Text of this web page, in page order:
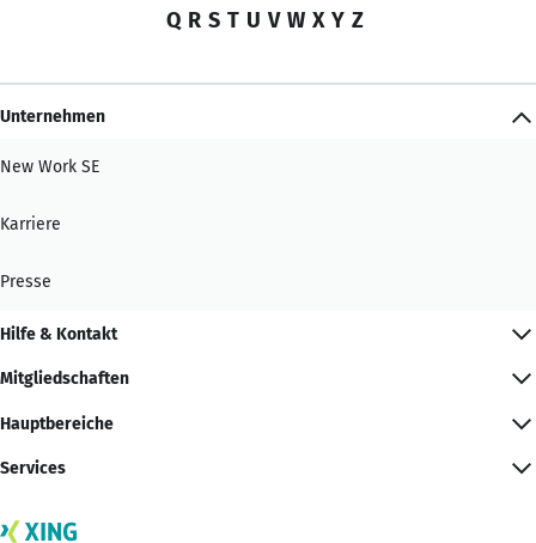
Q R S T U V W X Y Z
Unternehmen
New Work SE
Karriere
Presse
Hilfe & Kontakt
Mitgliedschaften
Hauptbereiche
Services